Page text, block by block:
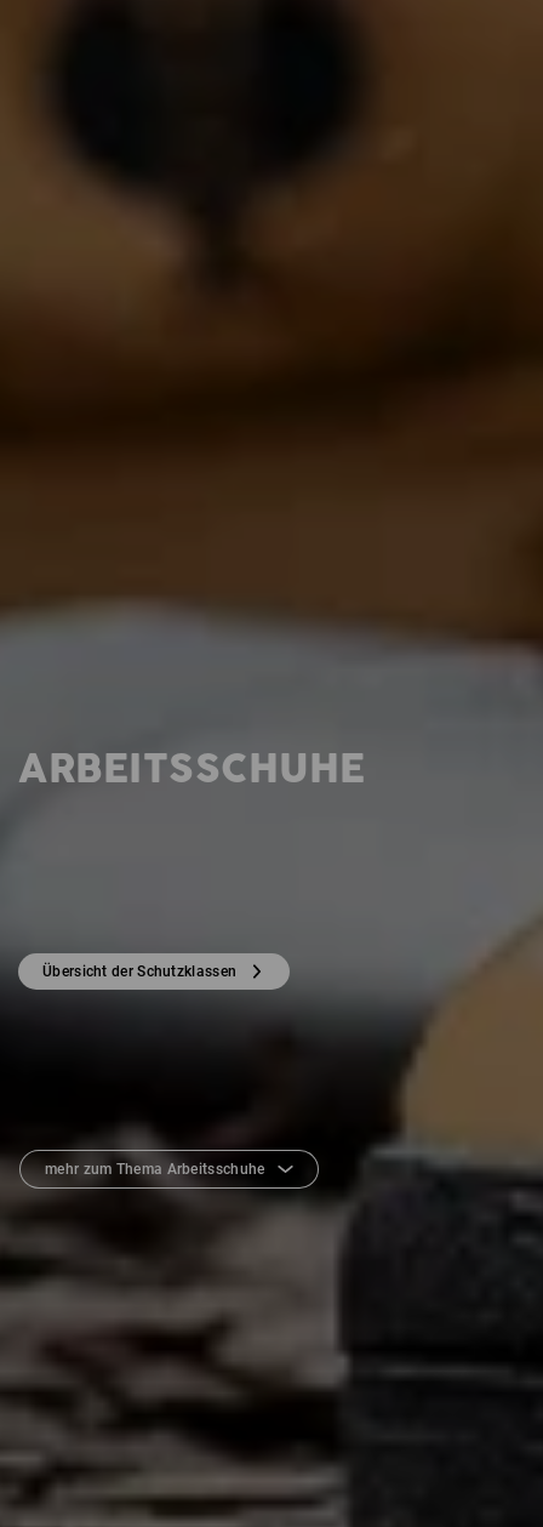
ARBEITSSCHUHE
Übersicht der Schutzklassen
mehr zum Thema Arbeitsschuhe